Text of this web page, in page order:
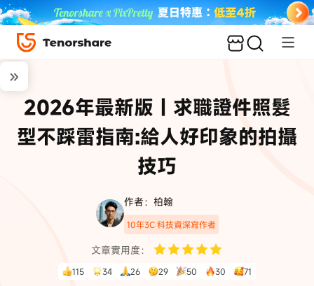
2026年最新版｜求職證件照髮
型不踩雷指南:給人好印象的拍攝
技巧
作者：柏翰
10年3C 科技資深寫作者
文章實用度：
115 34 26 29 50 30 71